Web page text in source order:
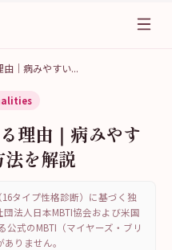
由｜病みやすい...
理由｜病みやす
を解説
タイプ性格診断）に基づく独
法人日本MBTI協会および米国
式のMBTI（マイヤーズ・ブリ
りません。